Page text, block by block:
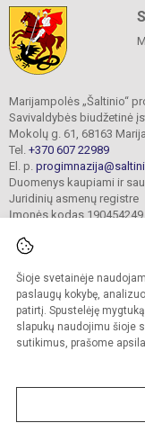
Šioje svetainėje
paslaugų kokybę,
patirtį. Spustelėję
slapukų naudojimu šioje
sutikimus, prašome
Marijampolės „Šaltinio“
Savivaldybės biudžetinė
Mokolų g. 61, 68163
Tel. +370 607 22989
El. p.
Duomenys kaupiami ir
Juridinių asmenų registre
Įmonės kodas 190454249
© 2024. Marijampolės
Kopijuoti turinį be
Sumanus būdas